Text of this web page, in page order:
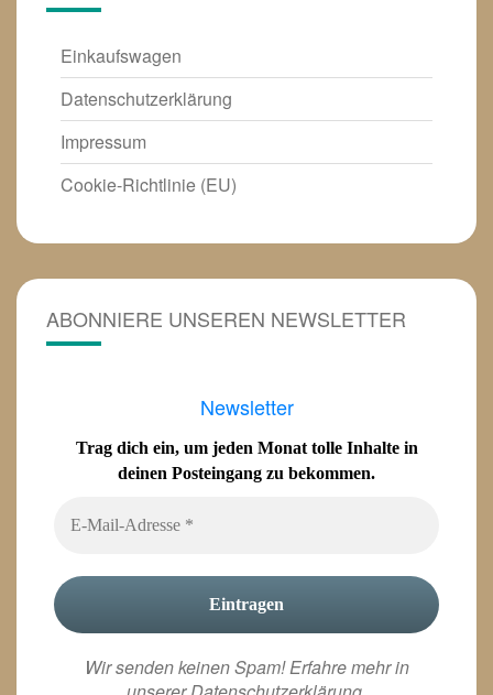
Einkaufswagen
Datenschutzerklärung
Impressum
Cookie-Richtlinie (EU)
ABONNIERE UNSEREN NEWSLETTER
Newsletter
Trag dich ein, um jeden Monat tolle Inhalte in
deinen Posteingang zu bekommen.
Wir senden keinen Spam! Erfahre mehr in